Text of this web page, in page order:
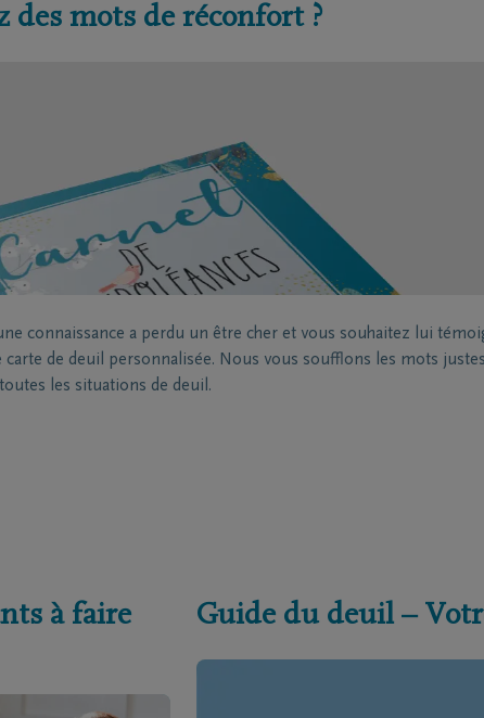
des mots de réconfort ?
connaissance a perdu un être cher et vous souhaitez lui
carte de deuil personnalisée. Nous vous soufflons les mots
les situations de deuil.
à faire
Guide du deuil –